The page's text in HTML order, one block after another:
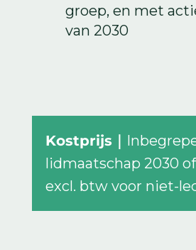
groep, en met
van 2030
Kostprijs｜
lidmaatschap 2030
excl. btw voor niet-